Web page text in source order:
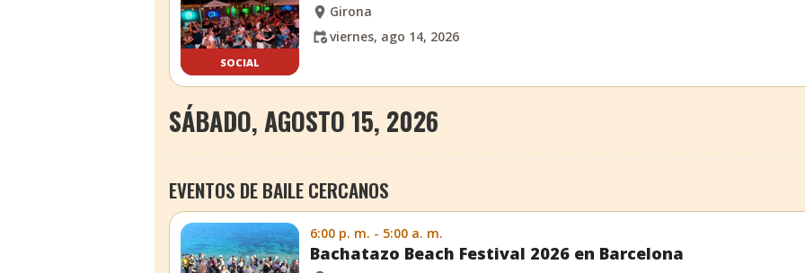
SOCIAL
Girona
viernes, ago 14, 2026
SÁBADO, AGOSTO 15, 2026
EVENTOS DE BAILE CERCANOS
6:00 p. m. - 5:00 a. m.
Bachatazo Beach Festival 2026 en Barcelona